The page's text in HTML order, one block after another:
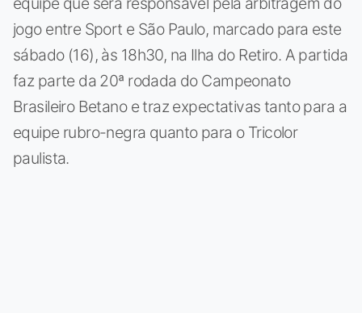
jogo entre Sport e São Paulo, marcado para este
sábado (16), às 18h30, na Ilha do Retiro. A partida
faz parte da 20ª rodada do Campeonato
Brasileiro Betano e traz expectativas tanto para a
equipe rubro-negra quanto para o Tricolor
paulista.